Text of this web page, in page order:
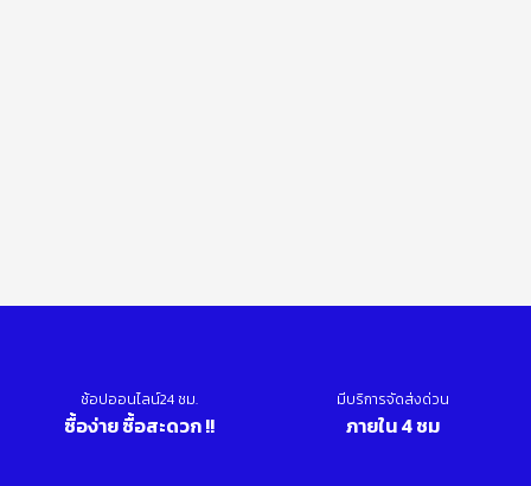
ช้อปออนไลน์24 ชม.
ซื้อง่าย ซื้อสะดวก !!
มีบริการจัดส่งด่วน
ภายใน 4 ชม